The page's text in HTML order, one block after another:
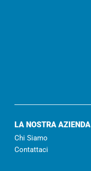
LA NOSTRA AZIENDA
Chi Siamo
Contattaci